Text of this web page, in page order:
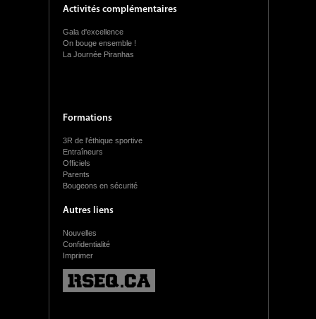
Activités complémentaires
Gala d'excellence
On bouge ensemble !
La Journée Piranhas
Formations
3R de l'éthique sportive
Entraîneurs
Officiels
Parents
Bougeons en sécurité
Autres liens
Nouvelles
Confidentialité
Imprimer